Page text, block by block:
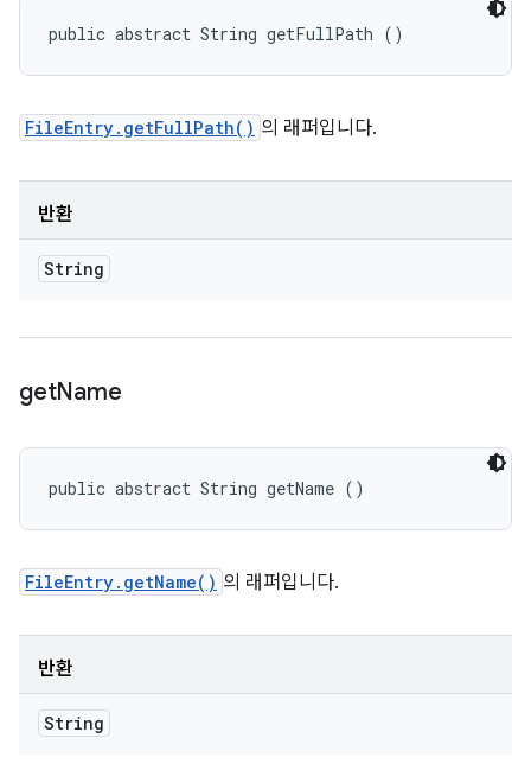
public abstract String getFullPath ()
FileEntry.getFullPath() 의 래퍼입니다.
반환
String
getName
public abstract String getName ()
FileEntry.getName() 의 래퍼입니다.
반환
String